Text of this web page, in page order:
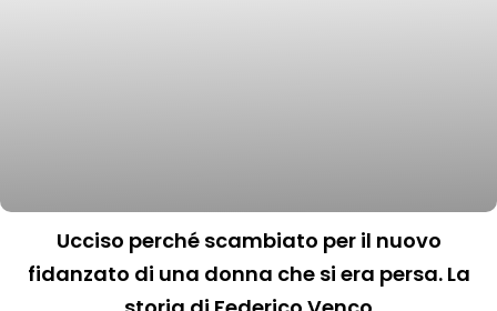
Ucciso perché scambiato per il nuovo
fidanzato di una donna che si era persa. La